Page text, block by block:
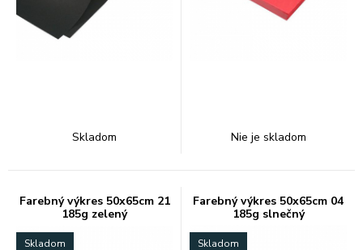
Skladom Nie je skladom
Farebný výkres 50x65cm 21
185g zelený
Skladom
Farebný výkres 50x65cm 04
185g slnečný
Skladom